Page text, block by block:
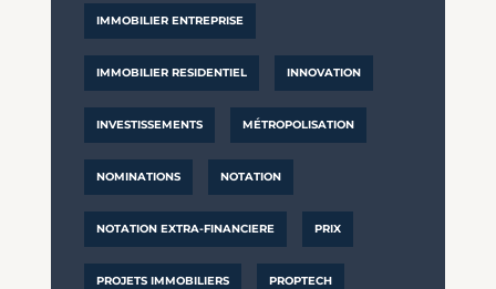
IMMOBILIER ENTREPRISE
IMMOBILIER RESIDENTIEL INNOVATION
INVESTISSEMENTS MÉTROPOLISATION
NOMINATIONS NOTATION
NOTATION EXTRA-FINANCIERE PRIX
PROJETS IMMOBILIERS PROPTECH